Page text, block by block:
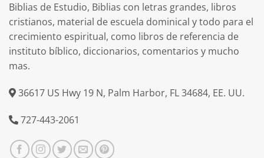
Biblias de Estudio, Biblias con letras grandes, libros
cristianos, material de escuela dominical y todo para el
crecimiento espiritual, como libros de referencia de
instituto bíblico, diccionarios, comentarios y mucho
mas.
36617 US Hwy 19 N, Palm Harbor, FL 34684, EE. UU.
727-443-2061